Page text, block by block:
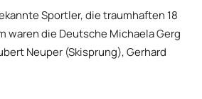
Sportler, die traumhaften 18
waren die Deutsche Michaela Gerg
Neuper (Skisprung), Gerhard